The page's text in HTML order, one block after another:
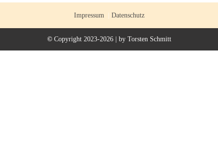
Impressum | Datenschutz
© Copyright 2023-2026 | by Torsten Schmitt